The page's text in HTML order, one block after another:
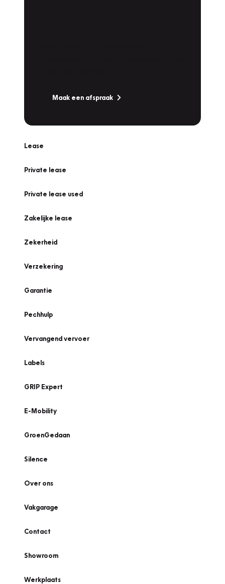
Maak een afspraak
Lease
Private lease
Private lease used
Zakelijke lease
Zekerheid
Verzekering
Garantie
Pechhulp
Vervangend vervoer
Labels
GRIP Expert
E-Mobility
GroenGedaan
Silence
Over ons
Vakgarage
Contact
Showroom
Werkplaats